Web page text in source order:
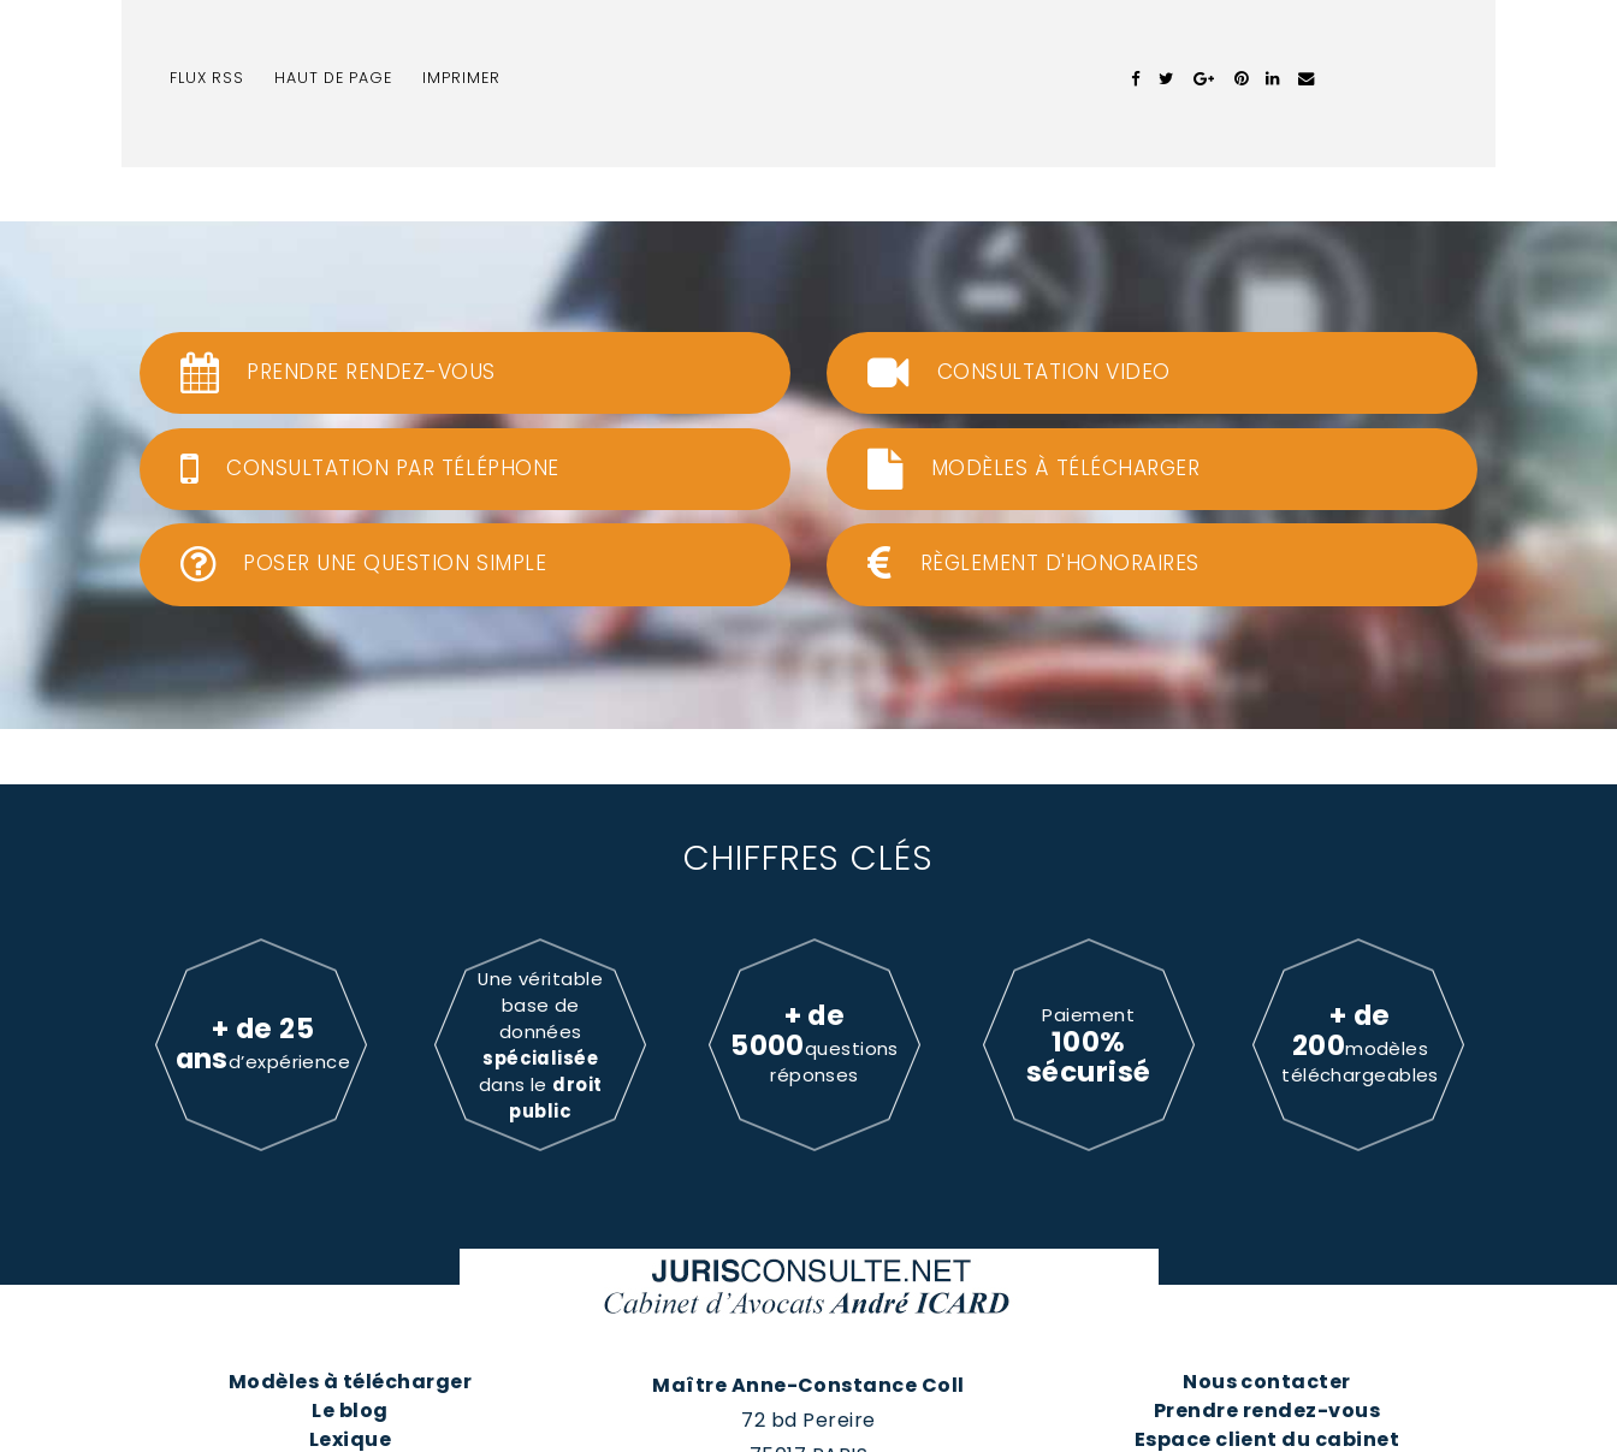
FLUX RSS HAUT DE PAGE IMPRIMER
PRENDRE RENDEZ-VOUS
CONSULTATION PAR TÉLÉPHONE
POSER UNE QUESTION SIMPLE
CONSULTATION VIDEO
MODÈLES À TÉLÉCHARGER
RÈGLEMENT D'HONORAIRES
CHIFFRES CLÉS
+ de 25
ansd’expérience
Une véritable
base de
données
spécialisée
dans le droit
public
+ de
5000questions
réponses
Paiement
100%
sécurisé
+ de
200modèles
téléchargeables
Modèles à télécharger
Le blog
Lexique
Maître Anne-Constance Coll
72 bd Pereire
Nous contacter
Prendre rendez-vous
Espace client du cabinet